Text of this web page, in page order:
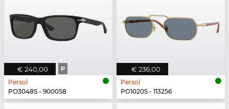
€ 240,00 P
Persol
PO3048S - 900058
€ 236,00
Persol
PO1020S - 113256